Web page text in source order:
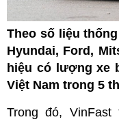
Theo số liệu
Hyundai, Ford,
hiệu có lượng xe
Việt Nam trong 5
Trong đó,